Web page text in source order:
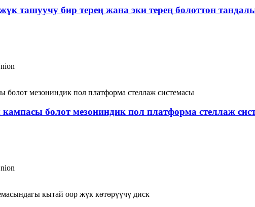
ташуучу бир терең жана эки терең болоттон
болот мезониндик пол платформа стеллаж